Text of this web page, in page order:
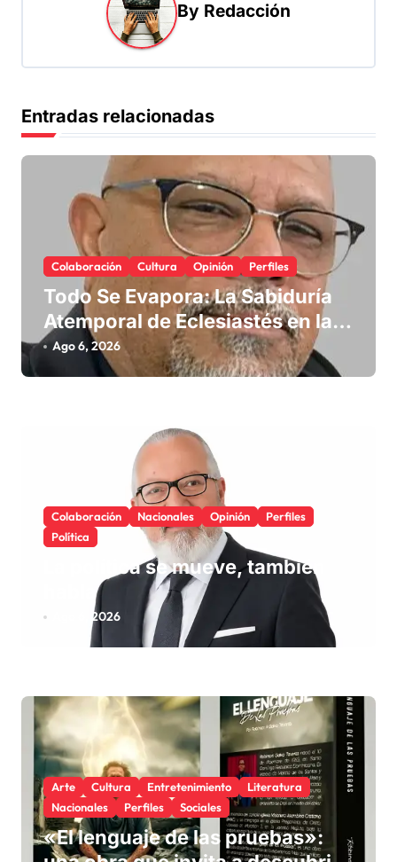
d
e
r
a
d
a
s
By Redacción
Entradas relacionadas
Colaboración Cultura Opinión Perfiles
Todo Se Evapora: La Sabiduría
Atemporal de Eclesiastés en la
Era Digital
Ago 6, 2026
Colaboración Nacionales Opinión
Perfiles
Política
La política se mueve, también
habla
Ago 6, 2026
Arte Cultura Entretenimiento
Literatura
Nacionales
Perfiles Sociales
«El lenguaje de las pruebas»: